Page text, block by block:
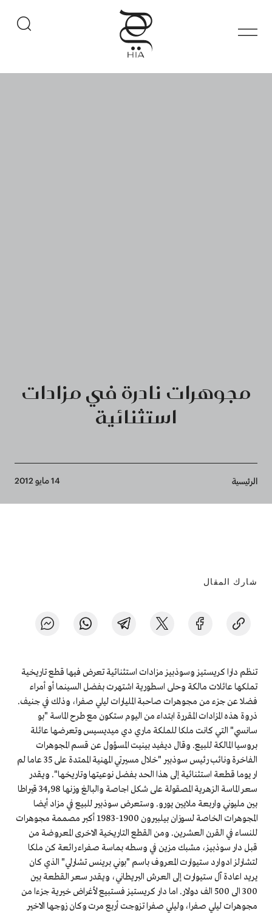
مجوهرات نادرة في مزادات
استثنائية
Breadcrumb
الرئيسية 14 مايو 2012
شارك المقال
تنظم دارا كريستيز وسوذبيز مزادات استثنائية تعرض فيها قطع تاريخية
تملكها عائلات مالكة وحلى اسطورية اشتهرت بفضل السينما أو أمراء
فضلا عن جزء من مجوهرات صاحبة المليارات ليلي صفرا، وذلك في جنيف.
ذروة هذه المزادات المقررة ابتداء من اليوم ستكون مع طرح الماسة "بو
سانسي" التي كانت ملكا للملكة ماري دي ميديسيس وتعرضها عائلة
بروسيا المالكة للبيع. وقال ديفيد بينيت المسؤول عن قسم المجوهرات
الفاخرة ونائب رئيس سوذبير "خلال مسيرتي المهنية الممتدة على 35 عاما لم
ار يوما قطعة استثنائية إلى هذا الحد بفضل نوعيتها وتاريخها". ويقدر
سعر الماسة الزهرية المصقولة على شكل اجاصة والبالغ وزنها 34,98 قيراطا
بين مليوني واربعة ملايين يورو. وستعرض سوذبير للبيع في مزاد أيضا
المجوهرات الخاصة لسوزان بيلبيرون 1900-1983 أكبر مصممة مجوهرات
للنساء في القرن العشرين. ومن القطع التاريخية الاخرى المعروضة من
قبل دار سوذبيز، مشبك مزين في وسطه بماسة صفراء رائعة كن ملكا
لتشارلز ادوارد ستيوارت المعروف باسم "بوني برينس تشارلي" الذي كان
يريد اعادة آل ستيوارت إلى العرش البريطاني، ويقدر سعر القطعة بين
300 الى 500 الف دولار. اما دار كريستيز فستبيع لأغراض خيرية جزءا من
مجوهرات ليلي صفرا، وليلي صفرا تزوجت أربع مرت وكان زوجها الاخير